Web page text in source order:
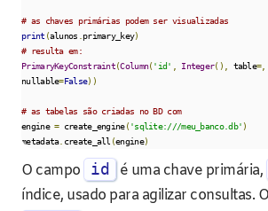
# as chaves primárias podem ser visualizadas
print (alunos primary_key)
# resulta em:
PrimaryKeyConstraint(Column('id' Integer(), table=,
nullable=False))
# as tabelas são criadas no BD com
engine = create_engine('sqlite:///meu_banco.db' )
metadata. create_all (engine)
O campo id é uma chave primária,
índice, usado para agilizar consultas.